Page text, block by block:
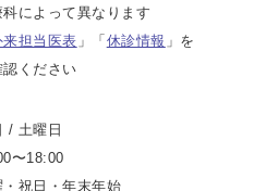
科によって異なります
来担当医表 」「 休診情報 」を
認ください
/ 土曜日
〜18:00
・祝日・年末年始